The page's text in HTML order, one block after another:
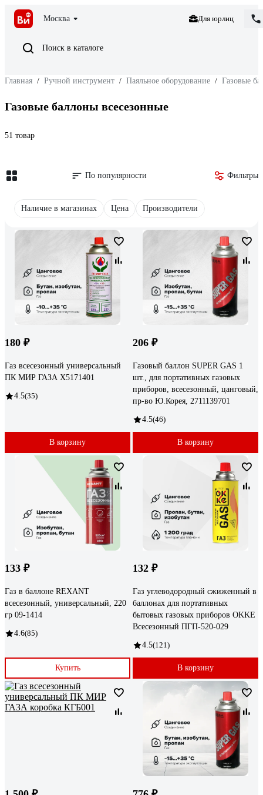
Москва Для юрлиц
Поиск в каталоге
Главная / Ручной инструмент / Паяльное оборудование / Газовые
Газовые баллоны всесезонные
51 товар
По популярности Фильтры
Наличие в магазинах Цена Производители
180 ₽
Газ всесезонный универсальный
ПК МИР ГАЗА X5171401
4.5(35)
В корзину
206 ₽
Газовый баллон SUPER GAS 1
шт., для портативных газовых
приборов, всесезонный, цанговый,
пр-во Ю.Корея, 2711139701
4.5(46)
В корзину
133 ₽
Газ в баллоне REXANT
всесезонный, универсальный, 220
гр 09-1414
4.6(85)
Купить
132 ₽
Газ углеводородный сжиженный в
баллонах для портативных
бытовых газовых приборов OKKE
Всесезонный ПГП-520-029
4.5(121)
В корзину